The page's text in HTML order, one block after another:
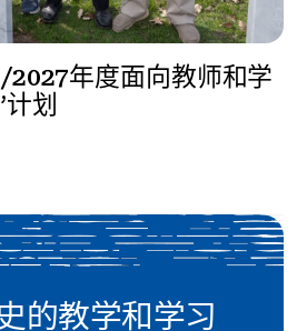
年度面向教师和学
划
的教学和学习